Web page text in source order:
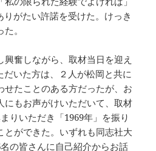
りがたい許諾を受けた。けっき
。
奮しながら、取材当日を迎え
だいた方は、２人が松岡と共に
せたことのある方だったが、お
にもお声がけいただいて、取材
りいただき「1969年」を振り
とができた。いずれも同志社大
の皆さんに自己紹介からお話